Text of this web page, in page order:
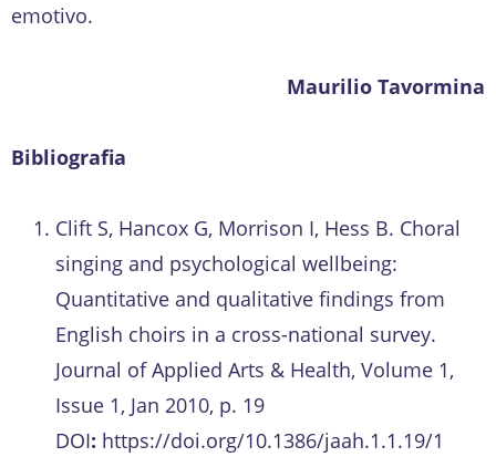
emotivo.
Maurilio Tavormina
Bibliografia
Clift S, Hancox G, Morrison I, Hess B. Choral
singing and psychological wellbeing:
Quantitative and qualitative findings from
English choirs in a cross-national survey.
Journal of Applied Arts & Health, Volume 1,
Issue 1, Jan 2010, p. 19
DOI: https://doi.org/10.1386/jaah.1.1.19/1